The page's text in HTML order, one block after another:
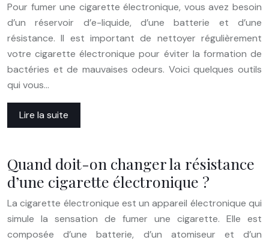
Pour fumer une cigarette électronique, vous avez besoin
d’un réservoir d’e-liquide, d’une batterie et d’une
résistance. Il est important de nettoyer régulièrement
votre cigarette électronique pour éviter la formation de
bactéries et de mauvaises odeurs. Voici quelques outils
qui vous…
Lire la suite
Quand doit-on changer la résistance
d’une cigarette électronique ?
La cigarette électronique est un appareil électronique qui
simule la sensation de fumer une cigarette. Elle est
composée d’une batterie, d’un atomiseur et d’un